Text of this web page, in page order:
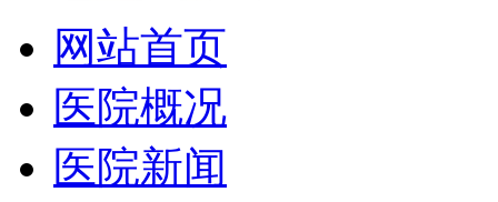
网站首页
医院概况
医院新闻